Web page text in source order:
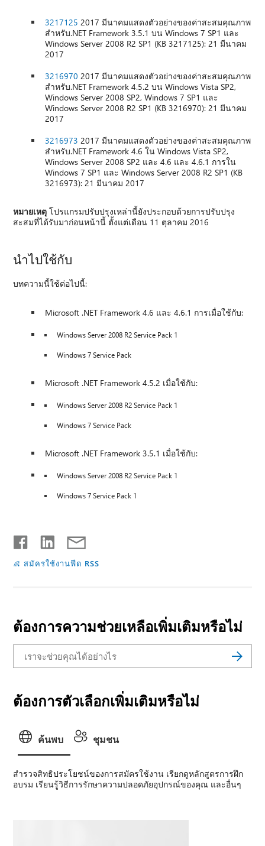
3217125 2017 มีนาคมแสดงตัวอย่างของค่าสะสมคุณภาพ
สำหรับ.NET Framework 3.5.1 บน Windows 7 SP1 และ
Windows Server 2008 R2 SP1 (KB 3217125): 21 มีนาคม
2017
3216970 2017 มีนาคมแสดงตัวอย่างของค่าสะสมคุณภาพ
สำหรับ.NET Framework 4.5.2 บน Windows Vista SP2,
Windows Server 2008 SP2, Windows 7 SP1 และ
Windows Server 2008 R2 SP1 (KB 3216970): 21 มีนาคม
2017
3216973 2017 มีนาคมแสดงตัวอย่างของค่าสะสมคุณภาพ
สำหรับ.NET Framework 4.6 ใน Windows Vista SP2,
Windows Server 2008 SP2 และ 4.6 และ 4.6.1 การใน
Windows 7 SP1 และ Windows Server 2008 R2 SP1 (KB
3216973): 21 มีนาคม 2017
หมายเหตุโปรแกรมปรับปรุงเหล่านี้ยังประกอบด้วยการปรับปรุง
สะสมที่ได้รับมาก่อนหน้านี้ ตั้งแต่เดือน 11 ตุลาคม 2016
นำไปใช้กับ
บทความนี้ใช้ต่อไปนี้:
Microsoft .NET Framework 4.6 และ 4.6.1 การเมื่อใช้กับ:
Windows Server 2008 R2 Service Pack 1
Windows 7 Service Pack
Microsoft .NET Framework 4.5.2 เมื่อใช้กับ:
Windows Server 2008 R2 Service Pack 1
Windows 7 Service Pack
Microsoft .NET Framework 3.5.1 เมื่อใช้กับ:
Windows Server 2008 R2 Service Pack 1
Windows 7 Service Pack 1
สมัครใช้งานฟีด RSS
ต้องการความช่วยเหลือเพิ่มเติมหรือไม่
ต้องการตัวเลือกเพิ่มเติมหรือไม่
ค้นพบ ชุมชน
สํารวจสิทธิประโยชน์ของการสมัครใช้งาน เรียกดูหลักสูตรการฝึก
อบรม เรียนรู้วิธีการรักษาความปลอดภัยอุปกรณ์ของคุณ และอื่นๆ